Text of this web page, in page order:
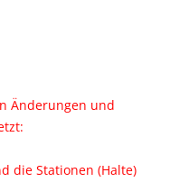
Änderungen und
die Stationen (Halte)